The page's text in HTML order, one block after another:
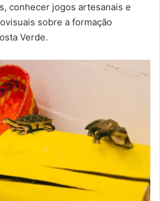
conhecer jogos artesanais e
sobre a formação
Verde.